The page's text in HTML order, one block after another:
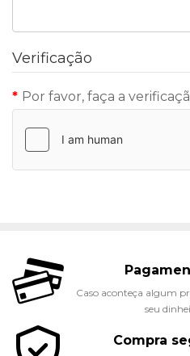
Verificação
Por favor, faça a
Caso aconteça algum
seu
Compra